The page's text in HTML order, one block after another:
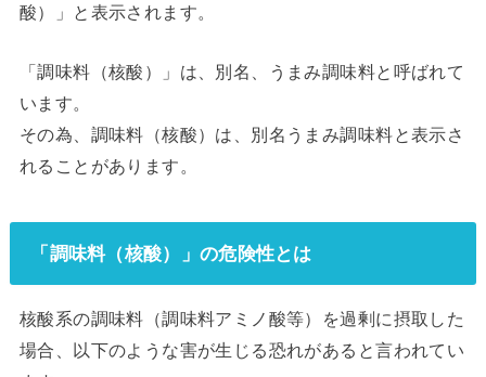
酸）」と表示されます。
「調味料（核酸）」は、別名、うまみ調味料と呼ばれて
います。
その為、調味料（核酸）は、別名うまみ調味料と表示さ
れることがあります。
「調味料（核酸）」の危険性とは
核酸系の調味料（調味料アミノ酸等）を過剰に摂取した
場合、以下のような害が生じる恐れがあると言われてい